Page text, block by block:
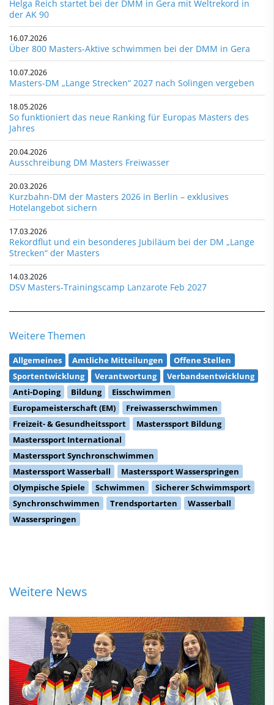
Helga Reich startet bei der DMM in Gera mit Weltrekord in
der AK 90
16.07.2026
Über 800 Masters-Aktive schwimmen bei der DMM in Gera
10.07.2026
Masters-DM „Lange Strecken“ 2027 nach Solingen vergeben
18.05.2026
So funktioniert das neue Ranking für Europas Masters des
Jahres
20.04.2026
Ausschreibung DM Masters Freiwasser
20.03.2026
Kurzbahn-DM der Masters 2026 in Berlin – exklusives
Hotelangebot sichern
17.03.2026
Rekordflut und ein besonderes Jubiläum bei der DM „Lange
Strecken“ der Masters
14.03.2026
DSV Masters-Trainingscamp Lanzarote Feb 2027
Weitere Themen
Allgemeines Amtliche Mitteilungen
Offene Stellen
Sportentwicklung
Verantwortung
Verbandsentwicklung
Anti-Doping
Bildung
Eisschwimmen
Europameisterschaft (EM)
Freiwasserschwimmen
Freizeit- & Gesundheitssport
Masterssport Bildung
Masterssport International
Masterssport Synchronschwimmen
Masterssport Wasserball
Masterssport Wasserspringen
Olympische Spiele
Schwimmen
Sicherer Schwimmsport
Synchronschwimmen
Trendsportarten
Wasserball
Wasserspringen
Weitere News